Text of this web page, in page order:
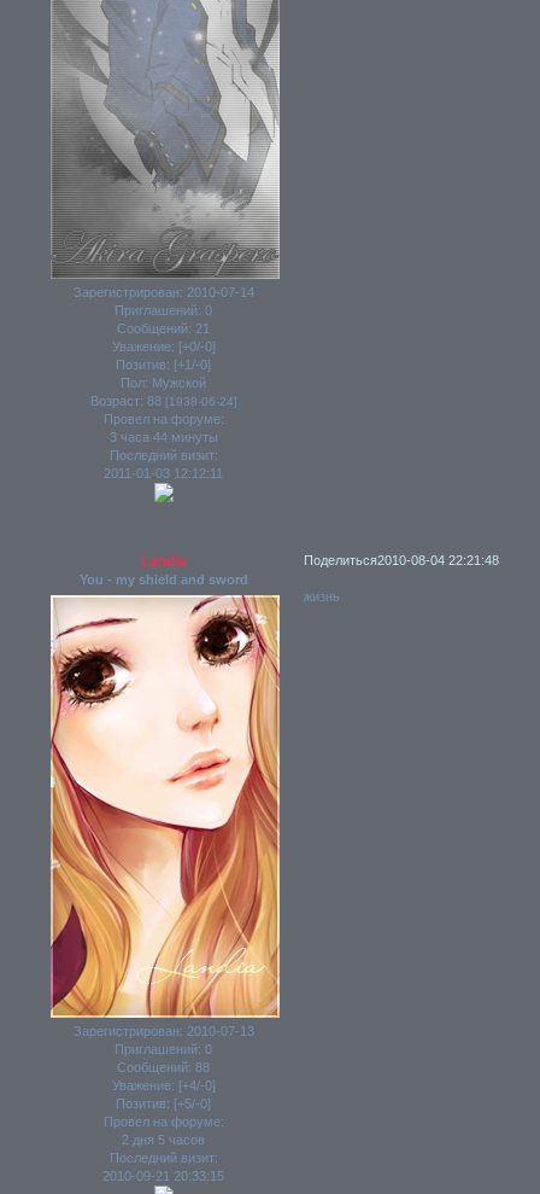
Зарегистрирован: 2010-07-14
Приглашений: 0
Сообщений: 21
Уважение: [+0/-0]
Позитив: [+1/-0]
Пол: Мужской
Возраст: 88 [1938-06-24]
Провел на форуме:
3 часа 44 минуты
Последний визит:
2011-01-03 12:12:11
Поделиться2010-08-04 22:21:48
Landia
You - my shield and sword
Зарегистрирован: 2010-07-13
Приглашений: 0
Сообщений: 88
Уважение: [+4/-0]
Позитив: [+5/-0]
Провел на форуме:
2 дня 5 часов
Последний визит:
2010-09-21 20:33:15
жизнь